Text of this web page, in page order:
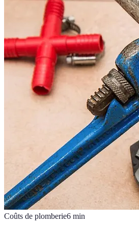
Coûts de plomberie6 min